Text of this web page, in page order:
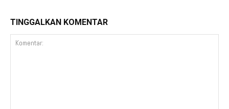
TINGGALKAN KOMENTAR